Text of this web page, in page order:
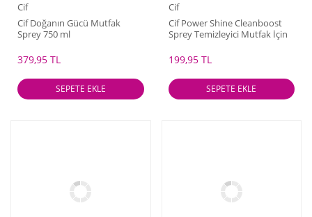
Cif
Cif Doğanın Gücü Mutfak
Sprey 750 ml
379,95 TL
SEPETE EKLE
Cif
Cif Power Shine Cleanboost
Sprey Temizleyici Mutfak İçin
ml
199,95 TL
SEPETE EKLE